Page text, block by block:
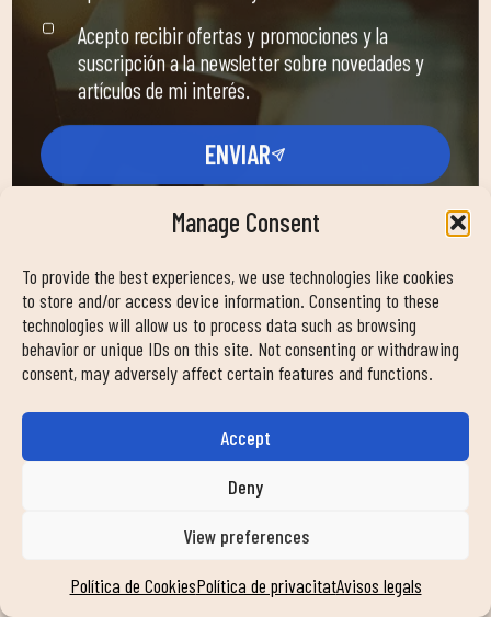
Manage Consent
To provide the best experiences, we use technologies like cookies
to store and/or access device information. Consenting to these
technologies will allow us to process data such as browsing
behavior or unique IDs on this site. Not consenting or withdrawing
consent, may adversely affect certain features and functions.
Accept
Deny
View preferences
Política de CookiesPolítica de privacitatAvisos legals
Acepto recibir ofertas y promociones y la
suscripción a la newsletter sobre novedades y
artículos de mi interés.
ENVIAR
NORMATIVA CLUB
Normativa Duin Rambla Fondo